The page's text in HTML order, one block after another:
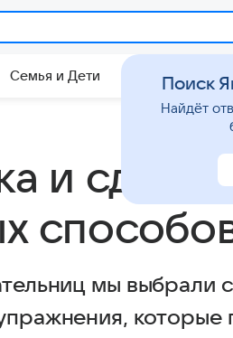
Семья и Дети
и
мы выбрали
которые
Поиск
Найдёт